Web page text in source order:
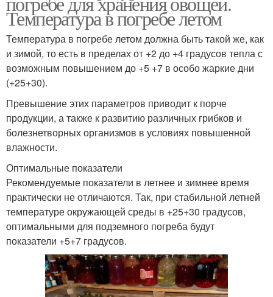
Температура в погребе летом
Температура в погребе летом должна быть такой же, как
и зимой, то есть в пределах от +2 до +4 градусов тепла с
возможным повышением до +5 +7 в особо жаркие дни
(+25+30).
Превышение этих параметров приводит к порче
продукции, а также к развитию различных грибков и
болезнетворных организмов в условиях повышенной
влажности.
Оптимальные показатели
Рекомендуемые показатели в летнее и зимнее время
практически не отличаются. Так, при стабильной летней
температуре окружающей среды в +25+30 градусов,
оптимальными для подземного погреба будут
показатели +5+7 градусов.